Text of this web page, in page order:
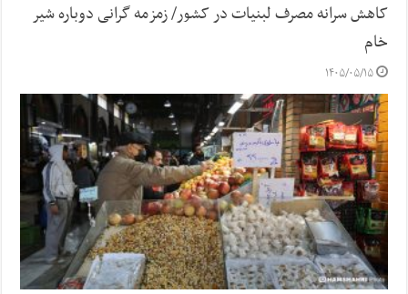
کاهش سرانه مصرف لبنیات در کشور/ زمزمه گرانی دوباره شیر
خام
۱۴۰۵/۰۵/۱۵